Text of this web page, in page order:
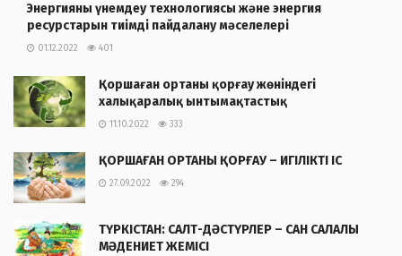
Энергияны үнемдеу технологиясы және энергия
ресурстарын тиімді пайдалану мәселелері
01.12.2022 401
Қоршаған ортаны қорғау жөніндегі
халықаралық ынтымақтастық
11.10.2022 333
ҚОРШАҒАН ОРТАНЫ ҚОРҒАУ – ИГІЛІКТІ ІС
27.09.2022 294
ТҮРКІСТАН: САЛТ-ДӘСТҮРЛЕР – САН САЛАЛЫ
МӘДЕНИЕТ ЖЕМІСІ